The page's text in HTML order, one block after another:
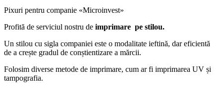
Pixuri pentru companie «Microinvest»
Profită de serviciul nostru de imprimare pe stilou.
Un stilou cu sigla companiei este o modalitate ieftină, dar eficientă
de a crește gradul de conștientizare a mărcii.
Folosim diverse metode de imprimare, cum ar fi imprimarea UV și
tampografia.